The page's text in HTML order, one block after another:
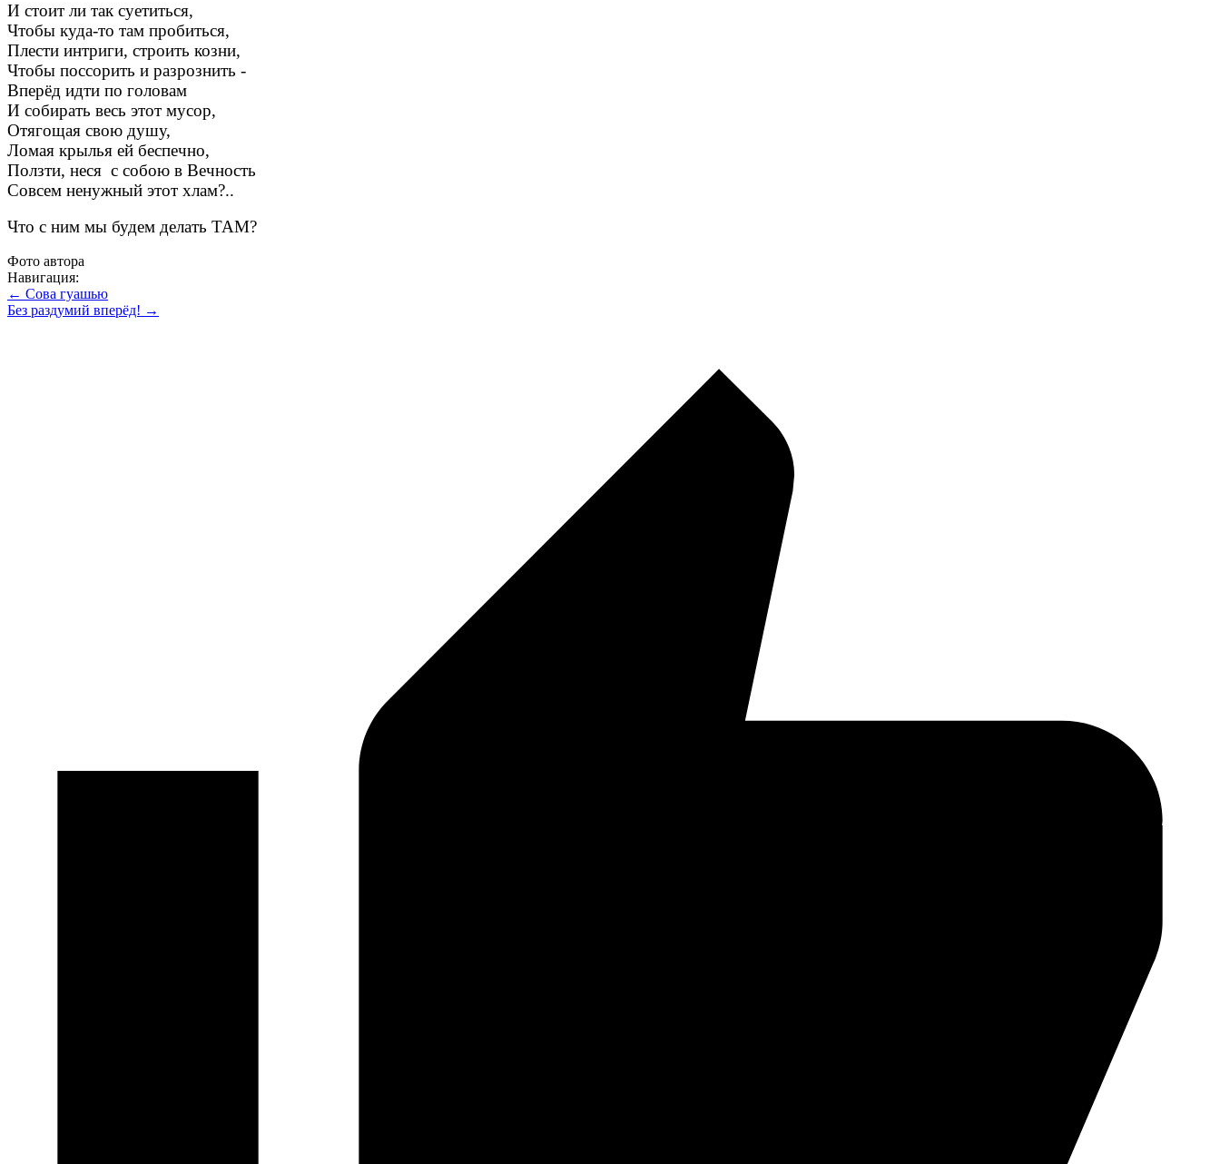
И стоит ли так суетиться,
Чтобы куда-то там пробиться,
Плести интриги, строить козни,
Чтобы поссорить и разрознить -
Вперёд идти по головам
И собирать весь этот мусор,
Отягощая свою душу,
Ломая крылья ей беспечно,
Ползти, неся с собою в Вечность
Совсем ненужный этот хлам?..
Что с ним мы будем делать ТАМ?
Фото автора
Навигация:
← Сова гуашью
Без раздумий вперёд! →